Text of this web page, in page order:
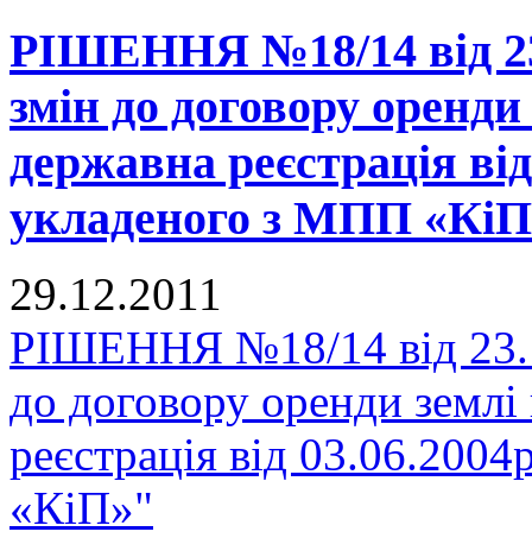
РІШЕННЯ №18/14 від
змін до договору
державна реєстрація
укладеного з МПП
29.12.2011
РІШЕННЯ №18/14 від
до договору оренди
реєстрація від
«КіП»"